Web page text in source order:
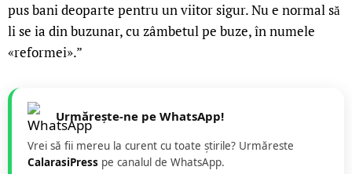
pus bani deoparte pentru un viitor sigur. Nu e normal să
li se ia din buzunar, cu zâmbetul pe buze, în numele
«reformei».”
Urmărește-ne pe WhatsApp!
Vrei să fii mereu la curent cu toate știrile? Urmăreste
CalarasiPress pe canalul de WhatsApp.